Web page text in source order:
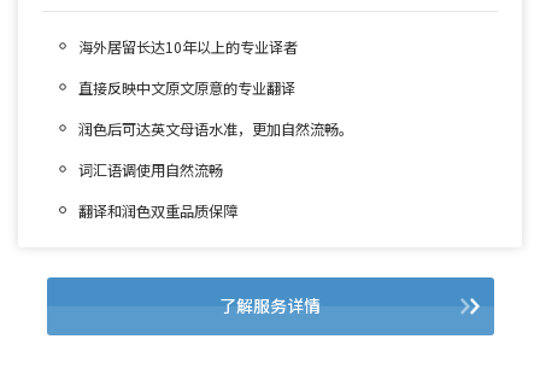
海外居留长达10年以上的专业译者
直接反映中文原文原意的专业翻译
润色后可达英文母语水准，更加自然流畅。
词汇语调使用自然流畅
翻译和润色双重品质保障
了解服务详情